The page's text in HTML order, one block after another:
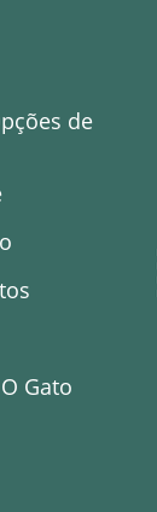
de
Gato